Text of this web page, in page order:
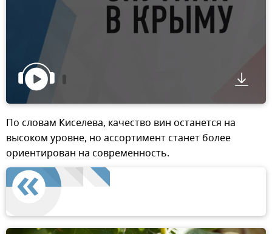
По словам Киселева, качество вин останется на
высоком уровне, но ассортимент станет более
ориентирован на современность.